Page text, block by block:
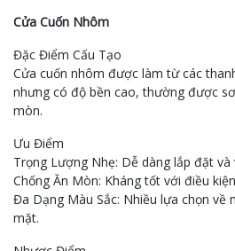
Cửa Cuốn Nhôm
Đặc Điểm Cấu Tạo
Cửa cuốn nhôm được làm từ các
nhưng có độ bền cao, thường được
mòn.
Ưu Điểm
Trọng Lượng Nhẹ: Dễ dàng lắp đặt và
Chống Ăn Mòn: Kháng tốt với điều
Đa Dạng Màu Sắc: Nhiều lựa chọn về
mặt.